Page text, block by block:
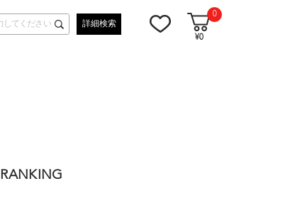
詳細検索
0
¥0
RANKING